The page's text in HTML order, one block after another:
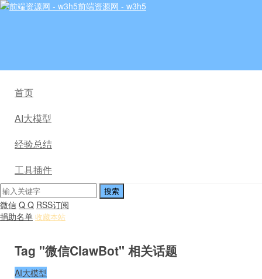
前端资源网 - w3h5
首页
AI大模型
经验总结
工具插件
微信 Q Q RSS订阅
捐助名单 收藏本站
Tag "微信ClawBot" 相关话题
AI大模型